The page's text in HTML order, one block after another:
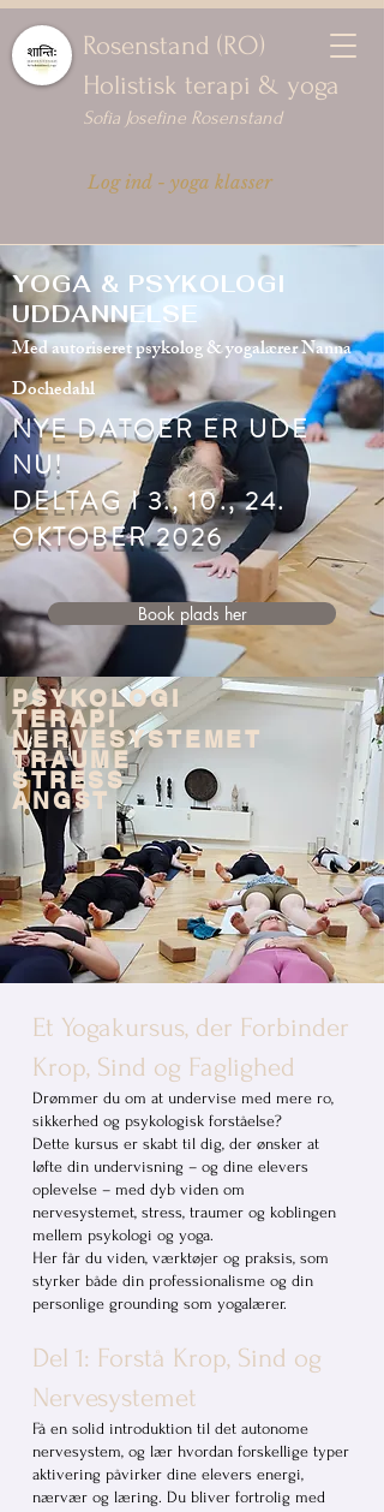
Rosenstand (RO)
Holistisk terapi & yoga
Sofia Josefine Rosenstand
Log ind - yoga klasser
YOGA & PSYKOLOGI
UDDANNELSE
Med autoriseret psykolog & yogalærer Nanna
Dochedahl
NYE DATOER ER UDE
NU!
DELTAG I 3., 10., 24.
OKTOBER 2026
Book plads her
PSYKOLOGI
TERAPI
NERVESYSTEMET
TRAUME
STRESS
ANGST
Et Yogakursus, der Forbinder
Krop, Sind og Faglighed
Drømmer du om at undervise med mere ro,
sikkerhed og psykologisk forståelse?
Dette kursus er skabt til dig, der ønsker at
løfte din undervisning – og dine elevers
oplevelse – med dyb viden om
nervesystemet, stress, traumer og koblingen
mellem psykologi og yoga.
Her får du viden, værktøjer og praksis, som
styrker både din professionalisme og din
personlige grounding som yogalærer.
Del 1: Forstå Krop, Sind og
Nervesystemet
Få en solid introduktion til det autonome
nervesystem, og lær hvordan forskellige typer
aktivering påvirker dine elevers energi,
nærvær og læring. Du bliver fortrolig med